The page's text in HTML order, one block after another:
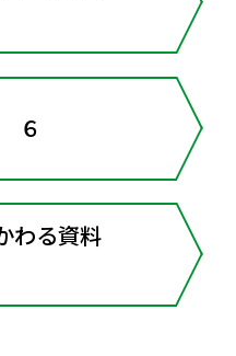
６
わる資料